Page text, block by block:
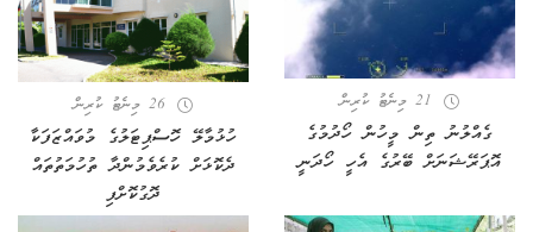
21 މިނެޓު ކުރިން
ގެއްލުނު ތިން މީހުން ހޯދުމުގެ
އޮޕަރޭޝަނަށް ބޭރުގެ އެހީ ހޯދަނީ
26 މިނެޓު ކުރިން
ހުޅުމާލޭ ހޮސްޕިޓަލުގެ މުވައްޒަފަކާ
ދެކޮޅަށް ކުރެވެމުންދާ ތުހުމަތުތައް
ދޮގުކޮށްފި